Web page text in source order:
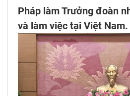
Pháp làm Trưởng đoàn
và làm việc tại Việt Nam.